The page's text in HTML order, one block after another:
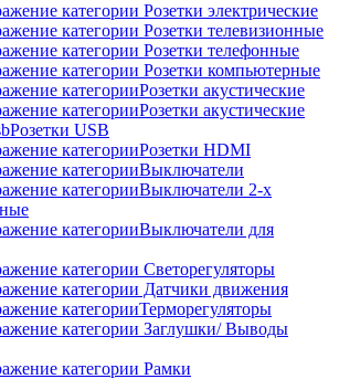
Розетки электрические
Розетки телевизионные
Розетки телефонные
Розетки компьютерные
Розетки акустические
Розетки акустические
Розетки USB
Розетки HDMI
Выключатели
Выключатели 2-х
Выключатели для
Светорегуляторы
Датчики движения
Терморегуляторы
Заглушки/ Выводы
Рамки